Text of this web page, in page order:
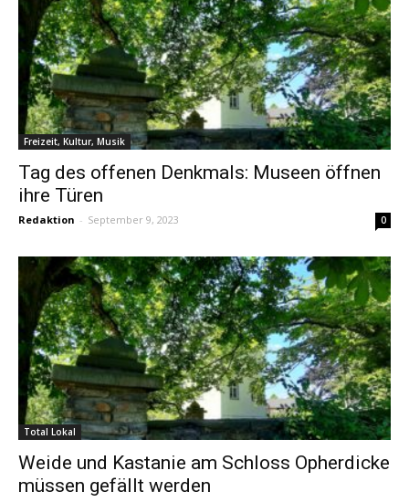
Freizeit, Kultur, Musik
Tag des offenen Denkmals: Museen öffnen
ihre Türen
Redaktion - September 9, 2023 0
Total Lokal
Weide und Kastanie am Schloss Opherdicke
müssen gefällt werden